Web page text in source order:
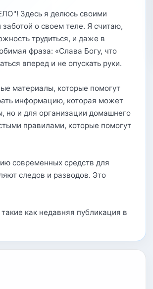
Здесь я делюсь своими
о своем теле. Я считаю,
трудиться, и даже в
фраза: «Слава Богу, что
вперед и не опускать руки.
материалы, которые помогут
информацию, которая может
но и для организации домашнего
правилами, которые помогут
современных средств для
следов и разводов. Это
как недавняя публикация в